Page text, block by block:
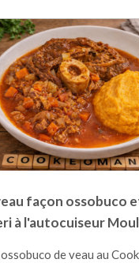
façon ossobuco
à l'autocuiseur
de veau au